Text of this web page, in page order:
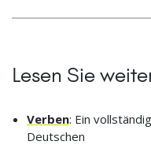
Lesen Sie
Verben: Ein
Deutschen